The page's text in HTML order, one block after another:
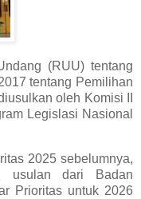
(RUU) tentang
tentang Pemilihan
oleh Komisi II
Legislasi Nasional
2025 sebelumnya,
usulan dari Badan
Prioritas untuk 2026